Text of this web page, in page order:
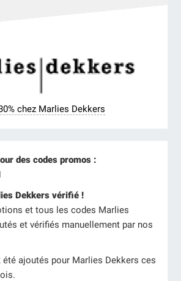
chez Marlies Dekkers
des codes promos :
Dekkers vérifié !
et tous les codes Marlies
et vérifiés manuellement par nos
ajoutés pour Marlies Dekkers ces